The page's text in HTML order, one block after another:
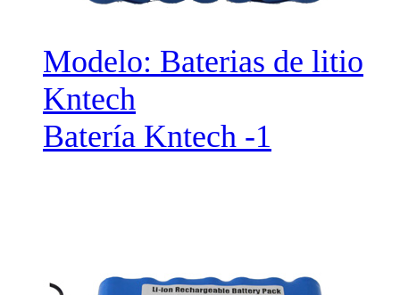
Modelo: Baterias de litio
Kntech
Batería Kntech -1